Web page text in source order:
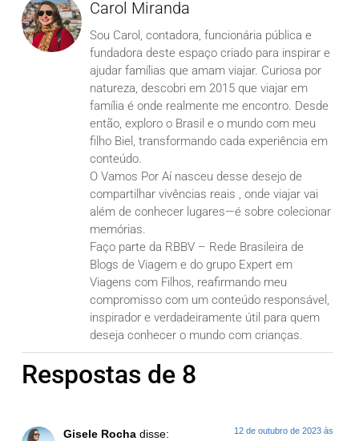
Carol Miranda
Sou Carol, contadora, funcionária pública e
fundadora deste espaço criado para inspirar e
ajudar famílias que amam viajar. Curiosa por
natureza, descobri em 2015 que viajar em
família é onde realmente me encontro. Desde
então, exploro o Brasil e o mundo com meu
filho Biel, transformando cada experiência em
conteúdo.
O Vamos Por Aí nasceu desse desejo de
compartilhar vivências reais , onde viajar vai
além de conhecer lugares—é sobre colecionar
memórias.
Faço parte da RBBV – Rede Brasileira de
Blogs de Viagem e do grupo Expert em
Viagens com Filhos, reafirmando meu
compromisso com um conteúdo responsável,
inspirador e verdadeiramente útil para quem
deseja conhecer o mundo com crianças.
Respostas de 8
Gisele Rocha disse: 12 de outubro de 2023 às